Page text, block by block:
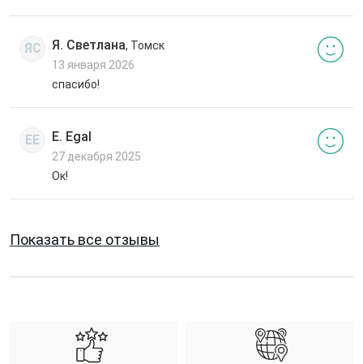
ЯС Я. Светлана, Томск
13 января 2026
спасибо!
EE E. Egal
27 декабря 2025
Ок!
Показать все отзывы